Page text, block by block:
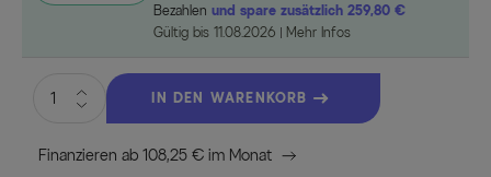
Bezahlenund spare zusätzlich 259,80 €
Gültig bis 11.08.2026
Mehr Infos
IN DEN WARENKORB
Finanzieren ab 108,25 € im Monat